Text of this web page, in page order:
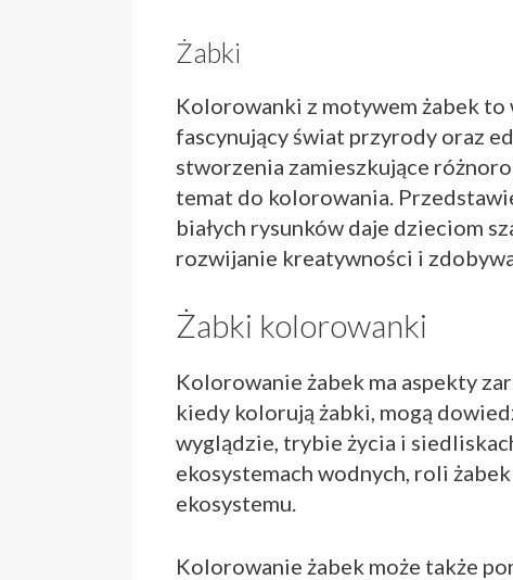
Żabki
Kolorowanki z motywem żabek to
fascynujący świat przyrody oraz
stworzenia zamieszkujące
temat do kolorowania.
białych rysunków daje dzieciom
rozwijanie kreatywności i
Żabki kolorowanki
Kolorowanie żabek ma aspekty
kiedy kolorują żabki, mogą
wyglądzie, trybie życia i
ekosystemach wodnych, roli
ekosystemu.
Kolorowanie żabek może także